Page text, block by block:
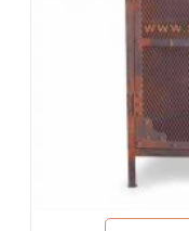
Escolas e Bibliotecas
Eventos
Shoppings e praças
Resorts e vivendas
Espaços de
Hospedagem
Móveis para
Móveis para bancos